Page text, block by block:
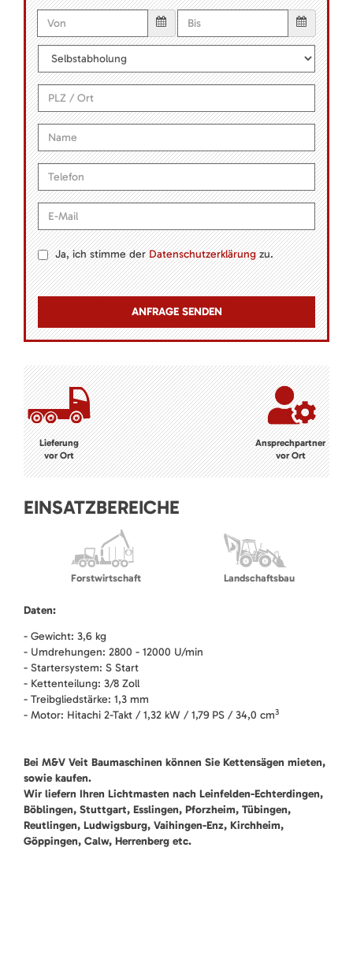
Ja, ich stimme derDatenschutzerklärungzu.
Lieferung
vor Ort
Ansprechpartner
vor Ort
EINSATZBEREICHE
Forstwirtschaft Landschaftsbau
Daten:
- Gewicht: 3,6 kg
- Umdrehungen: 2800 - 12000 U/min
- Startersystem: S Start
- Kettenteilung: 3/8 Zoll
- Treibgliedstärke: 1,3 mm
- Motor: Hitachi 2-Takt / 1,32 kW / 1,79 PS / 34,0 cm3
Bei M&V Veit Baumaschinen können Sie Kettensägen mieten,
sowie kaufen.
Wir liefern Ihren Lichtmasten nach Leinfelden-Echterdingen,
Böblingen, Stuttgart, Esslingen, Pforzheim, Tübingen,
Reutlingen, Ludwigsburg, Vaihingen-Enz, Kirchheim,
Göppingen, Calw, Herrenberg etc.